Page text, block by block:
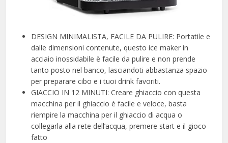
DESIGN MINIMALISTA, FACILE DA PULIRE: Portatile e
dalle dimensioni contenute, questo ice maker in
acciaio inossidabile è facile da pulire e non prende
tanto posto nel banco, lasciandoti abbastanza spazio
per preparare cibo e i tuoi drink favoriti.
GIACCIO IN 12 MINUTI: Creare ghiaccio con questa
macchina per il ghiaccio è facile e veloce, basta
riempire la macchina per il ghiaccio di acqua o
collegarla alla rete dell’acqua, premere start e il gioco
fatto